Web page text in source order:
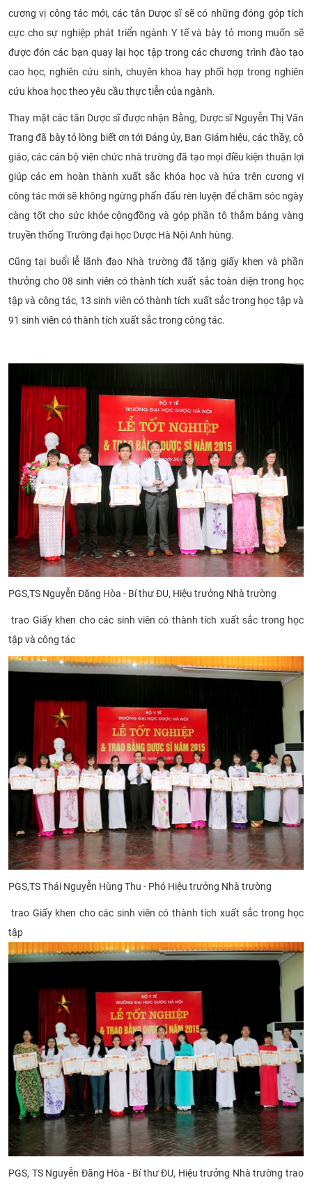
cương vị công tác mới, các tân Dược sĩ sẽ có những đóng góp tích
cực cho sự nghiệp phát triển ngành Y tế và bày tỏ mong muốn sẽ
được đón các bạn quay lại học tập trong các chương trình đào tạo
cao học, nghiên cứu sinh, chuyên khoa hay phối hợp trong nghiên
cứu khoa học theo yêu cầu thực tiễn của ngành.
Thay mặt các tân Dược sĩ được nhận Bằng, Dược sĩ Nguyễn Thị Vân
Trang đã bày tỏ lòng biết ơn tới Đảng ủy, Ban Giám hiệu, các thầy, cô
giáo, các cán bộ viên chức nhà trường đã tạo mọi điều kiện thuận lợi
giúp các em hoàn thành xuất sắc khóa học và hứa trên cương vị
công tác mới sẽ không ngừng phấn đấu rèn luyện để chăm sóc ngày
càng tốt cho sức khỏe cộngđồng và góp phần tô thắm bảng vàng
truyền thống Trường đại học Dược Hà Nội Anh hùng.
Cũng tại buổi lễ lãnh đạo Nhà trường đã tặng giấy khen và phần
thưởng cho 08 sinh viên có thành tích xuất sắc toàn diện trong học
tập và công tác, 13 sinh viên có thành tích xuất sắc trong học tập và
91 sinh viên có thành tích xuất sắc trong công tác.
PGS,TS Nguyễn Đăng Hòa - Bí thư ĐU, Hiệu trưởng Nhà trường
trao Giấy khen cho các sinh viên có thành tích xuất sắc trong học
tập và công tác
PGS,TS Thái Nguyễn Hùng Thu - Phó Hiệu trưởng Nhà trường
trao Giấy khen cho các sinh viên có thành tích xuất sắc trong học
tập
PGS, TS Nguyễn Đăng Hòa - Bí thư ĐU, Hiệu trưởng Nhà trường trao